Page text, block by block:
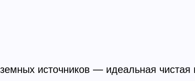
источников — идеальная чистая